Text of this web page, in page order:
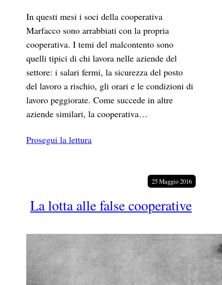
In questi mesi i soci della cooperativa
Marfacco sono arrabbiati con la propria
cooperativa. I temi del malcontento sono
quelli tipici di chi lavora nelle aziende del
settore: i salari fermi, la sicurezza del posto
del lavoro a rischio, gli orari e le condizioni di
lavoro peggiorate. Come succede in altre
aziende similari, la cooperativa…
Prosegui la lettura
25 Maggio 2016
La lotta alle false cooperative